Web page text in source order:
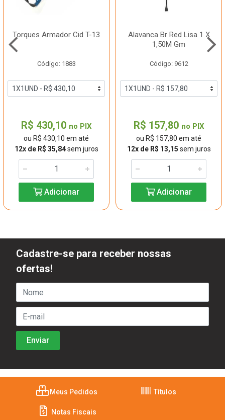
Torques Armador Cid T-13
Código: 1883
R$ 430,10 no PIX
ou R$ 430,10 em até
12x de R$ 35,84sem juros
Adicionar
Alavanca Br Red Lisa 1 X
1,50M Gm
Código: 9612
R$ 157,80 no PIX
ou R$ 157,80 em até
12x de R$ 13,15 sem juros
Adicionar
Cadastre-se para receber nossas
ofertas!
Meus Pedidos Títulos
Notas Fiscais